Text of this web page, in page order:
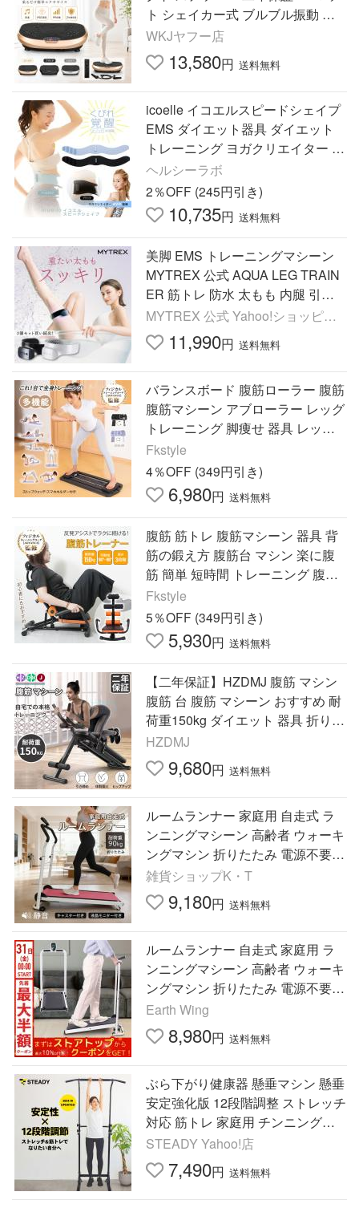
ト シェイカー式 ブルブル振動 振
動99段階 ダイエット 効果的 敬老
の日 ギフト プレゼント
WKJヤフー店
13,580円 送料無料
icoelle イコエルスピードシェイプ
EMS ダイエット器具 ダイエット
トレーニング ヨガクリエイター ay
a EMSマシーン インナーマッスル
筋トレ
ヘルシーラボ
2％OFF (245円引き)
10,735円 送料無料
美脚 EMS トレーニングマシーン
MYTREX 公式 AQUA LEG TRAIN
ER 筋トレ 防水 太もも 内腿 引き
締め マイトレックス ポイント利用
爆買 男女兼用 爆買
MYTREX 公式 Yahoo!ショッピン
グ店11,990円 送料無料
バランスボード 腹筋ローラー 腹筋
腹筋マシーン アブローラー レッグ
トレーニング 脚痩せ 器具 レッグ
マシン 筋トレ器具 ダイエットマシ
ーン ダイエット器具
Fkstyle
4％OFF (349円引き)
6,980円 送料無料
腹筋 筋トレ 腹筋マシーン 器具 背
筋の鍛え方 腹筋台 マシン 楽に腹
筋 簡単 短時間 トレーニング 腹直
筋 腹斜筋 下腹部 くびれ 作り ダイ
エット チェア クランチ
Fkstyle
5％OFF (349円引き)
5,930円 送料無料
【二年保証】HZDMJ 腹筋 マシン
腹筋 台 腹筋 マシーン おすすめ 耐
荷重150kg ダイエット 器具 折りた
たみ トレーニング 筋トレ エクサ
サイズ フィットネス 運動
HZDMJ
9,680円 送料無料
ルームランナー 家庭用 自走式 ラ
ンニングマシーン 高齢者 ウォーキ
ングマシン 折りたたみ 電源不要
ジョギング トレーニング ダイエッ
ト器具 筋トレ 自宅 運動
雑貨ショップK・T
9,180円 送料無料
ルームランナー 自走式 家庭用 ラ
ンニングマシーン 高齢者 ウォーキ
ングマシン 折りたたみ 電源不要
ジョギング トレーニング ダイエッ
ト 筋トレ 自宅 運動
Earth Wing
8,980円 送料無料
ぶら下がり健康器 懸垂マシン 懸垂
安定強化版 12段階調整 ストレッチ
対応 筋トレ 家庭用 チンニングス
タンド ディップスバー 365日保証
STEADY ST101
STEADY Yahoo!店
7,490円 送料無料